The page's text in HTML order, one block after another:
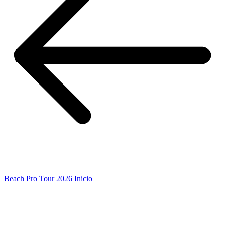
Beach Pro Tour 2026 Inicio